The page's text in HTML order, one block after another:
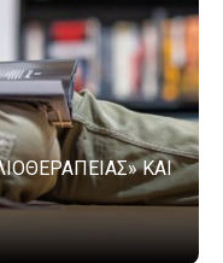
ΚΑΙ